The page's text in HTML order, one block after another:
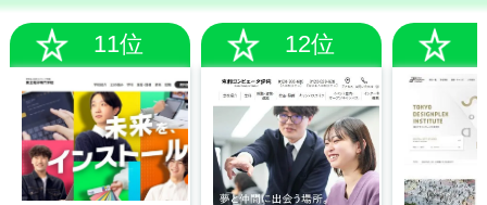
11位 12位